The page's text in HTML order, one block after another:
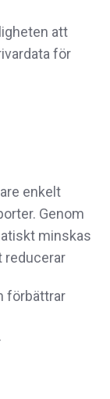
att
för
enkelt
Genom
minskas
reducerar
förbättrar